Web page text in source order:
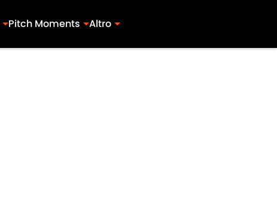
Pitch Moments Altro